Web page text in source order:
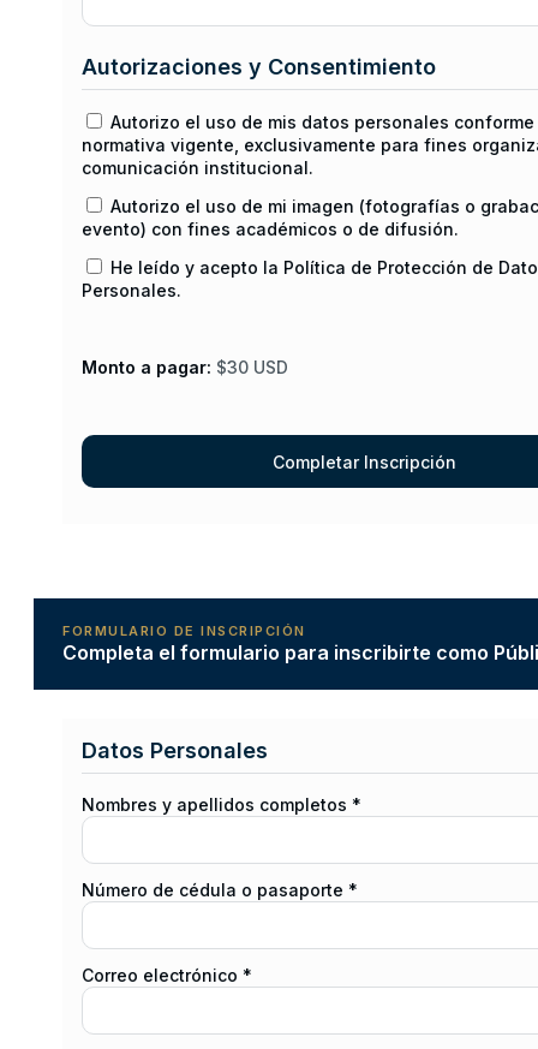
Autorizaciones y Consentimiento
Autorizo el uso de mis datos personales
normativa vigente, exclusivamente para fines
comunicación institucional.
Autorizo el uso de mi imagen (fotografías o
evento) con fines académicos o de difusión.
He leído y acepto la Política de Protección de
Personales.
Monto a pagar: $30 USD
FORMULARIO DE INSCRIPCIÓN
Completa el formulario para inscribirte como
Datos Personales
Nombres y apellidos completos *
Número de cédula o pasaporte *
Correo electrónico *